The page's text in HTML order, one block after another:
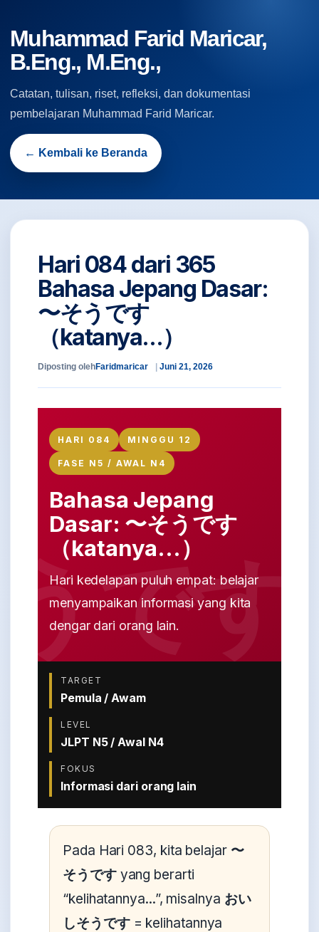
Muhammad Farid Maricar,
B.Eng., M.Eng.,
Catatan, tulisan, riset, refleksi, dan dokumentasi
pembelajaran Muhammad Farid Maricar.
← Kembali ke Beranda
Hari 084 dari 365
Bahasa Jepang Dasar:
〜そうです
（katanya...）
Diposting olehFaridmaricar Juni 21, 2026
HARI 084 MINGGU 12
FASE N5 / AWAL N4
Bahasa Jepang
Dasar: 〜そうです
（katanya...）
Hari kedelapan puluh empat: belajar
menyampaikan informasi yang kita
dengar dari orang lain.
TARGET
Pemula / Awam
LEVEL
JLPT N5 / Awal N4
FOKUS
Informasi dari orang lain
Pada Hari 083, kita belajar 〜
そうですyang berarti
“kelihatannya...”, misalnya おい
しそうです= kelihatannya